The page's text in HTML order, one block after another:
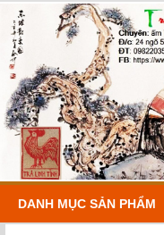
DANH MỤC SẢN PHẨM